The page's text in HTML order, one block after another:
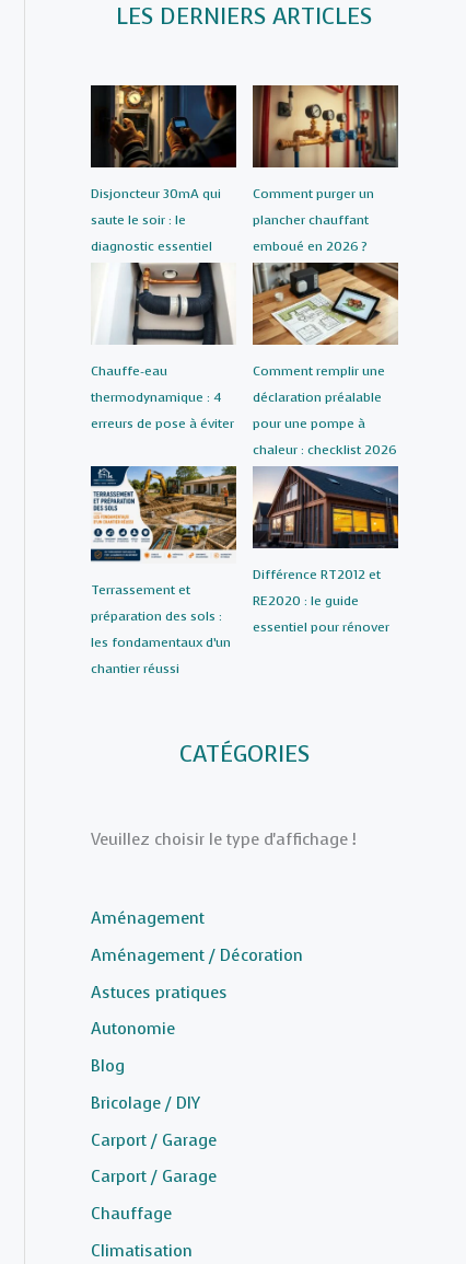
LES DERNIERS ARTICLES
Disjoncteur 30mA qui
saute le soir : le
diagnostic essentiel
Comment purger un
plancher chauffant
emboué en 2026 ?
Chauffe-eau
thermodynamique : 4
erreurs de pose à éviter
Comment remplir une
déclaration préalable
pour une pompe à
chaleur : checklist 2026
Terrassement et
préparation des sols :
les fondamentaux d’un
chantier réussi
Différence RT2012 et
RE2020 : le guide
essentiel pour rénover
CATÉGORIES
Veuillez choisir le type d'affichage !
Aménagement
Aménagement / Décoration
Astuces pratiques
Autonomie
Blog
Bricolage / DIY
Carport / Garage
Carport / Garage
Chauffage
Climatisation